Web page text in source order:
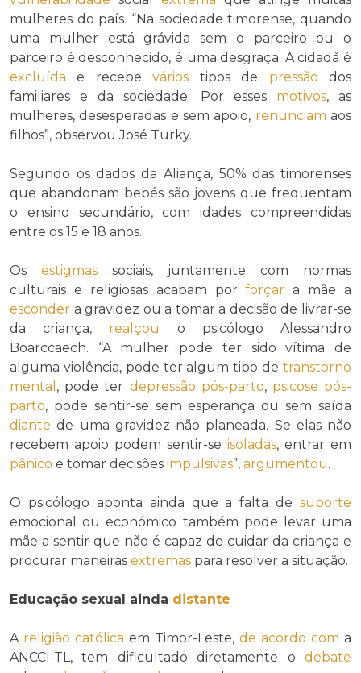
mulheres do país. “Na sociedade timorense, quando
uma mulher está grávida sem o parceiro ou o
parceiro é desconhecido, é uma desgraça. A cidadã é
excluída e recebevários tipos de pressão dos
familiares e da sociedade. Por esses motivos, as
mulheres, desesperadas e sem apoio, renunciam aos
filhos”, observou José Turky.
Segundo os dados da Aliança, 50% das timorenses
que abandonam bebés são jovens que frequentam
o ensino secundário, com idades compreendidas
entre os 15 e 18 anos.
Os estigmas sociais, juntamente com normas
culturais e religiosas acabam porforçar a mãe a
esconder a gravidez ou a tomar a decisão de livrar-se
da criança, realçou
o psicólogo Alessandro
Boarccaech. “A mulher pode ter sido vítima de
alguma violência, pode ter algum tipo de transtorno
mental , pode ter depressão pós-parto, psicose pós-
parto, pode sentir-se sem esperança ou sem saída
diante de uma gravidez não planeada. Se elas não
recebem apoio podem sentir-se isoladas, entrar em
pânico e tomar decisões impulsivas”, argumentou.
O psicólogo aponta ainda que a falta de suporte
emocional ou económico também pode levar uma
mãe a sentir que não é capaz de cuidar da criança e
procurar maneiras extremas para resolver a situação.
Educação sexual ainda distante
A religião católica em Timor-Leste, de acordo com a
ANCCI-TL, tem dificultado diretamente o debate